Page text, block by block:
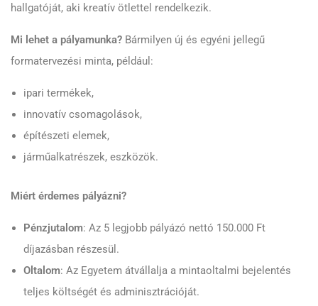
hallgatóját, aki kreatív ötlettel rendelkezik.
Mi lehet a pályamunka? Bármilyen új és egyéni jellegű
formatervezési minta, például:
ipari termékek,
innovatív csomagolások,
építészeti elemek,
járműalkatrészek, eszközök.
Miért érdemes pályázni?
Pénzjutalom: Az 5 legjobb pályázó nettó 150.000 Ft
díjazásban részesül.
Oltalom: Az Egyetem átvállalja a mintaoltalmi bejelentés
teljes költségét és adminisztrációját.